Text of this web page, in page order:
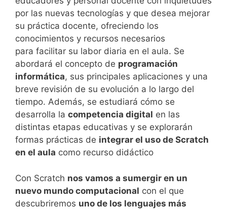
por las nuevas tecnologías y que desea mejorar
su práctica docente, ofreciendo los
conocimientos y recursos necesarios
para facilitar su labor diaria en el aula. Se
abordará el concepto de programación
informática, sus principales aplicaciones y una
breve revisión de su evolución a lo largo del
tiempo. Además, se estudiará cómo se
desarrolla la competencia digital en las
distintas etapas educativas y se explorarán
formas prácticas de integrar el uso de Scratch
en el aula como recurso didáctico
Con Scratch nos vamos a sumergir en un
nuevo mundo computacional con el que
descubriremos uno de los lenguajes más